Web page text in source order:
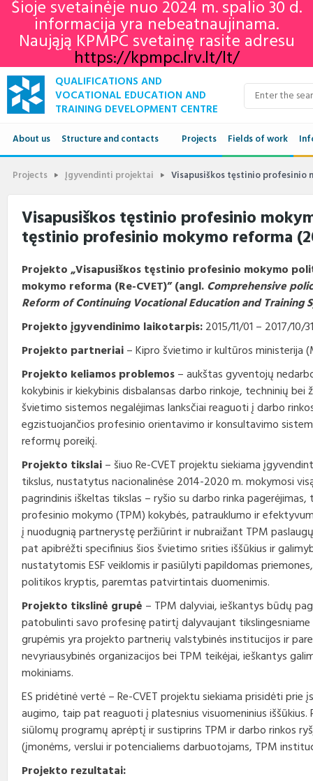
Šioje svetainėje nuo 2024 m. spalio 30 d.
informacija yra nebeatnaujinama.
Naująją KPMPC svetainę rasite adresu
https://kpmpc.lrv.lt/lt/
QUALIFICATIONS AND
VOCATIONAL EDUCATION AND
TRAINING DEVELOPMENT CENTRE
About us Structure and contacts
Structure
Projects Fields of work
Projects Įgyvendinti projektai Visapusiškos tęstinio profesinio
Visapusiškos tęstinio profesinio
tęstinio profesinio mokymo reforma
Projekto „Visapusiškos tęstinio profesinio mokymo
mokymo reforma (Re-CVET)” (angl.Comprehensive
Reform of Continuing Vocational Education and Training
Projekto įgyvendinimo laikotarpis:2015/11/01 – 2017/10/
Projekto partneriai– Kipro švietimo ir kultūros ministerija
Projekto keliamos problemos– aukštas gyventojų
kokybinis ir kiekybinis disbalansas darbo rinkoje, techninių
švietimo sistemos negalėjimas lanksčiai reaguoti į darbo
egzistuojančios profesinio orientavimo ir konsultavimo
reformų poreikį.
Projekto tikslai– šiuo Re-CVET projektu siekiama
tikslus, nustatytus nacionalinėse 2014-2020 m. mokymosi
pagrindinis iškeltas tikslas – ryšio su darbo rinka
profesinio mokymo (TPM) kokybės, patrauklumo ir
į nuodugnią partnerystę peržiūrint ir nubraižant TPM
pat apibrėžti specifinius šios švietimo srities iššūkius ir
nustatytomis ESF veiklomis ir pasiūlyti papildomas
politikos kryptis, paremtas patvirtintais duomenimis.
Projekto tikslinė grupė – TPM dalyviai, ieškantys būdų
patobulinti savo profesinę patirtį dalyvaujant
grupėmis yra projekto partnerių valstybinės institucijos ir
nevyriausybinės organizacijos bei TPM teikėjai, ieškantys
mokiniams.
ES pridėtinė vertė – Re-CVET projektu siekiama prisidėti prie
augimo, taip pat reaguoti į platesnius visuomeninius
siūlomų programų aprėptį ir sustiprins TPM ir darbo rinkos
(įmonėms, verslui ir potencialiems darbuotojams, TPM
Projekto rezultatai: